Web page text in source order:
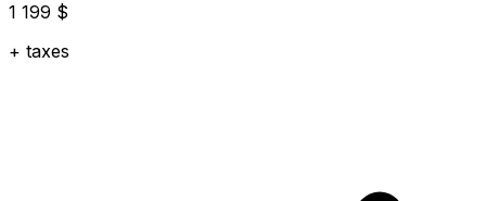
1 199 $
+ taxes